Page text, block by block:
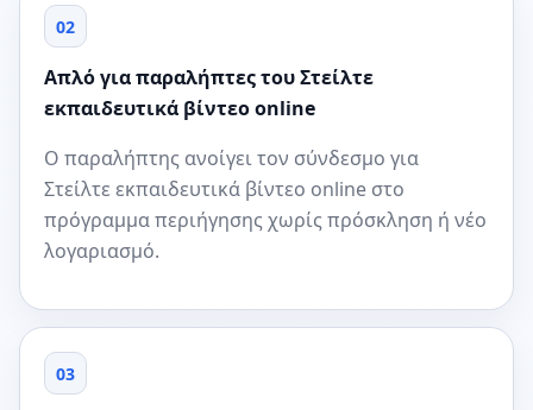
02
Απλό για παραλήπτες του Στείλτε
εκπαιδευτικά βίντεο online
Ο παραλήπτης ανοίγει τον σύνδεσμο για
Στείλτε εκπαιδευτικά βίντεο online στο
πρόγραμμα περιήγησης χωρίς πρόσκληση ή νέο
λογαριασμό.
03